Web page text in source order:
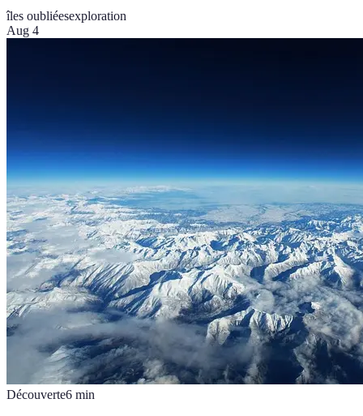
îles oubliéesexploration
Aug 4
Découverte6 min